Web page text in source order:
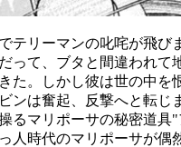
テリーマンの叱咤が飛び
って、ブタと間違われて
た。しかし彼は世の中を
ンは奮起、反撃へと転じ
るマリポーサの秘密道具
人時代のマリポーサが偶